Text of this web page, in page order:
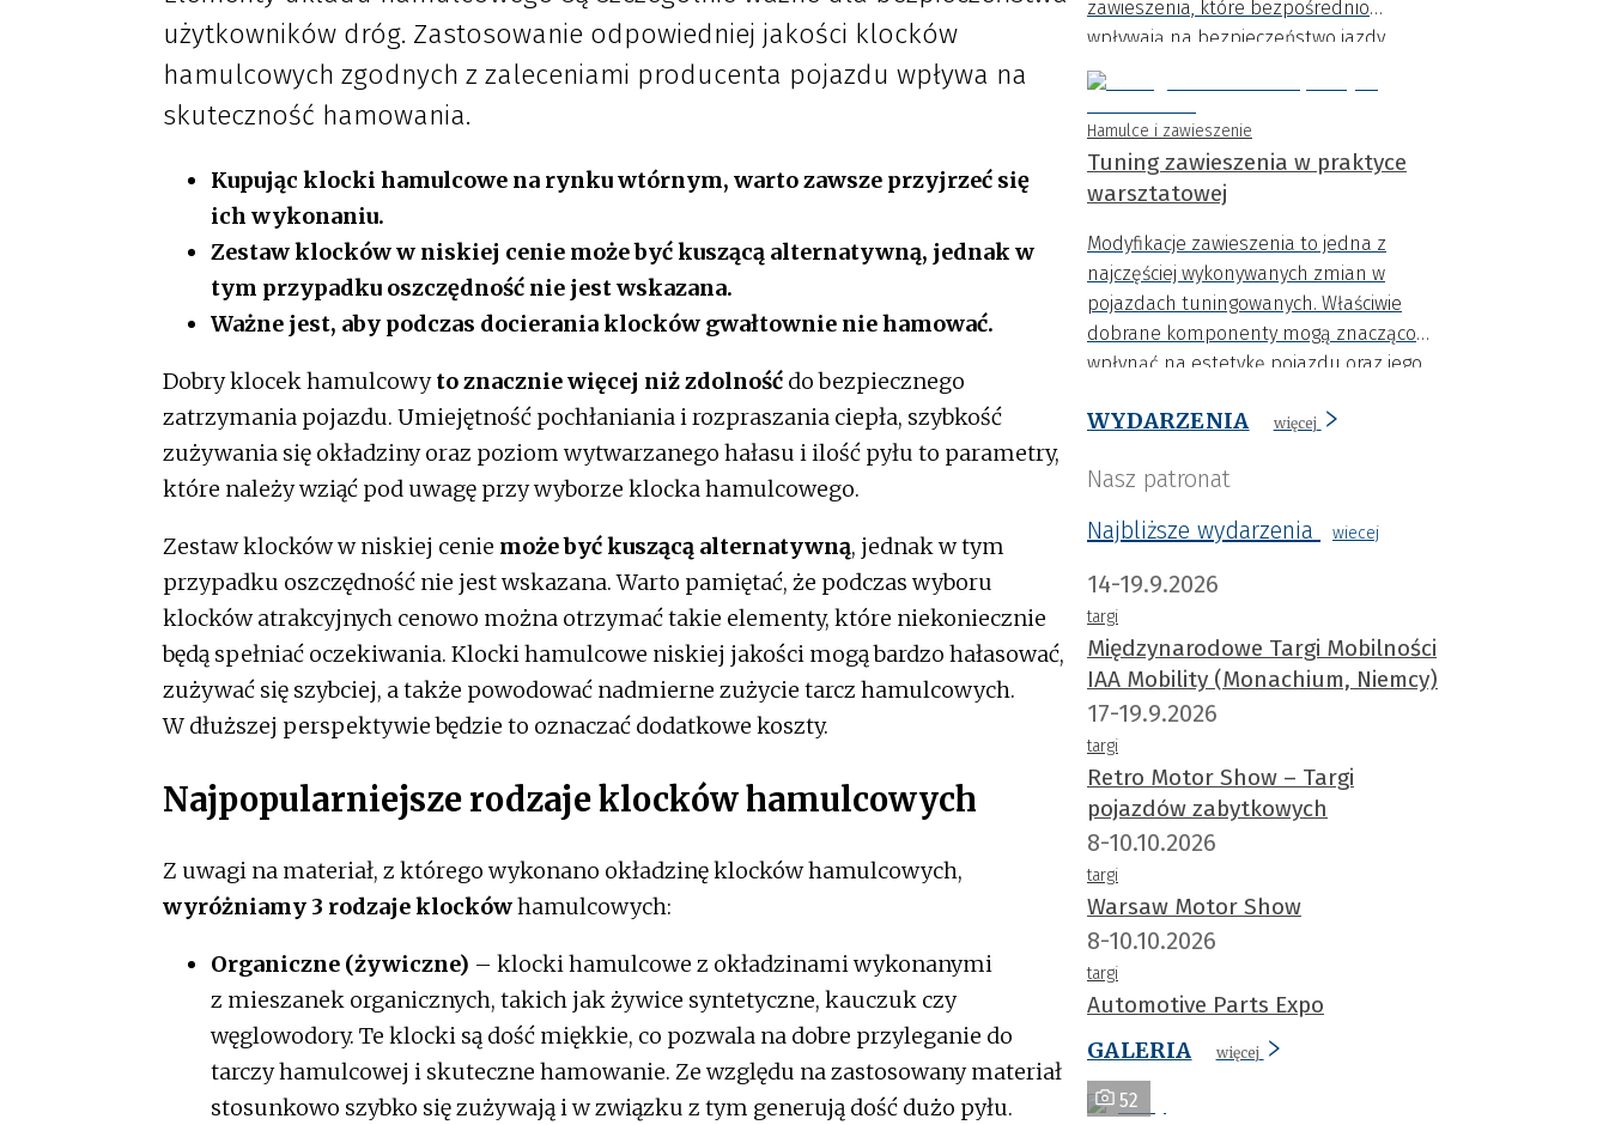
użytkowników dróg. Zastosowanie odpowiedniej jakości klocków
hamulcowych zgodnych z zaleceniami producenta pojazdu wpływa na
skuteczność hamowania.
Kupując klocki hamulcowe na rynku wtórnym, warto zawsze przyjrzeć się
ich wykonaniu.
Zestaw klocków w niskiej cenie może być kuszącą alternatywną, jednak w
tym przypadku oszczędność nie jest wskazana.
Ważne jest, aby podczas docierania klocków gwałtownie nie hamować.
Dobry klocek hamulcowyto znacznie więcej niż zdolność do bezpiecznego
zatrzymania pojazdu. Umiejętność pochłaniania i rozpraszania ciepła, szybkość
zużywania się okładziny oraz poziom wytwarzanego hałasu i ilość pyłu to parametry,
które należy wziąć pod uwagę przy wyborze klocka hamulcowego.
Zestaw klocków w niskiej cenie może być kuszącą alternatywną, jednak w tym
przypadku oszczędność nie jest wskazana. Warto pamiętać, że podczas wyboru
klocków atrakcyjnych cenowo można otrzymać takie elementy, które niekoniecznie
będą spełniać oczekiwania. Klocki hamulcowe niskiej jakości mogą bardzo hałasować,
zużywać się szybciej, a także powodować nadmierne zużycie tarcz hamulcowych.
W dłuższej perspektywie będzie to oznaczać dodatkowe koszty.
Najpopularniejsze rodzaje klocków hamulcowych
Z uwagi na materiał, z którego wykonano okładzinę klocków hamulcowych,
wyróżniamy 3 rodzaje klockówhamulcowych:
Organiczne (żywiczne) – klocki hamulcowe z okładzinami wykonanymi
z mieszanek organicznych, takich jak żywice syntetyczne, kauczuk czy
węglowodory. Te klocki są dość miękkie, co pozwala na dobre przyleganie do
tarczy hamulcowej i skuteczne hamowanie. Ze względu na zastosowany materiał
stosunkowo szybko się zużywają i w związku z tym generują dość dużo pyłu.
zawieszenia, które bezpośrednio
wpływają na bezpieczeństwo jazdy.
Hamulce i zawieszenie
Tuning zawieszenia w praktyce
warsztatowej
Modyfikacje zawieszenia to jedna z
najczęściej wykonywanych zmian w
pojazdach tuningowanych. Właściwie
dobrane komponenty mogą znacząco
wpłynąć na estetykę pojazdu oraz jego
jeden błąd montażowy, aby efekt był
WYDARZENIA więcej
Nasz patronat
Najbliższe wydarzenia
wiecej
14-19.9.2026
targi
Międzynarodowe Targi Mobilności
IAA Mobility (Monachium, Niemcy)
17-19.9.2026
targi
Retro Motor Show – Targi
pojazdów zabytkowych
8-10.10.2026
targi
Warsaw Motor Show
8-10.10.2026
targi
Automotive Parts Expo
GALERIA
więcej
52